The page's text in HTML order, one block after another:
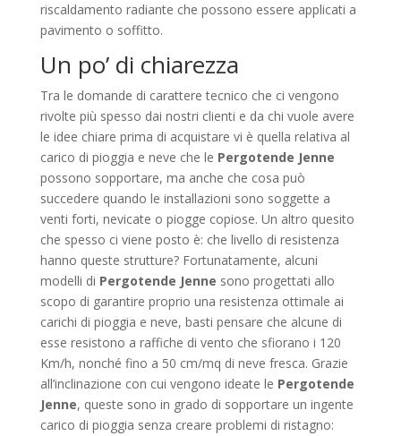
riscaldamento radiante che possono essere applicati a
pavimento o soffitto.
Un po’ di chiarezza
Tra le domande di carattere tecnico che ci vengono
rivolte più spesso dai nostri clienti e da chi vuole avere
le idee chiare prima di acquistare vi è quella relativa al
carico di pioggia e neve che le Pergotende Jenne
possono sopportare, ma anche che cosa può
succedere quando le installazioni sono soggette a
venti forti, nevicate o piogge copiose. Un altro quesito
che spesso ci viene posto è: che livello di resistenza
hanno queste strutture? Fortunatamente, alcuni
modelli di Pergotende Jenne sono progettati allo
scopo di garantire proprio una resistenza ottimale ai
carichi di pioggia e neve, basti pensare che alcune di
esse resistono a raffiche di vento che sfiorano i 120
Km/h, nonché fino a 50 cm/mq di neve fresca. Grazie
all’inclinazione con cui vengono ideate le Pergotende
Jenne, queste sono in grado di sopportare un ingente
carico di pioggia senza creare problemi di ristagno: